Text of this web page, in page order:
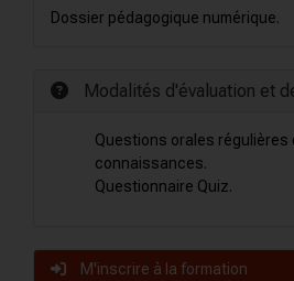
Dossier pédagogique numérique.
Modalités d'évaluation et
Questions orales régulières
connaissances.
Questionnaire Quiz.
M'inscrire à la formation